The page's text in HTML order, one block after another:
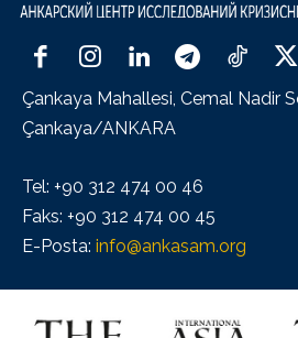
Çankaya Mahallesi, Cemal Nadir
Çankaya/ANKARA
Tel: +90 312 474 00 46
Faks: +90 312 474 00 45
E-Posta: info@ankasam.org